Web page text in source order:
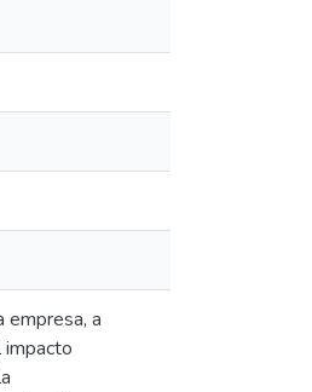
empresa, a
impacto